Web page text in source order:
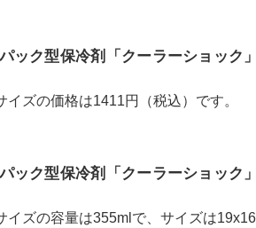
ック型保冷剤「クーラーショック
イズの価格は1411円（税込）です。
ック型保冷剤「クーラーショック
イズの容量は355mlで、サイズは